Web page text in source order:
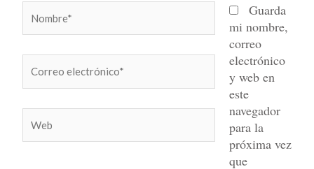
electrónico*
Guarda
mi nombre,
correo
electrónico
y web en
este
navegador
para la
próxima vez
que